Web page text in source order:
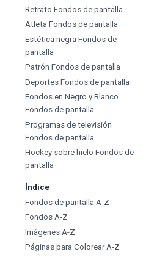
Retrato Fondos de pantalla
Atleta Fondos de pantalla
Estética negra Fondos de
pantalla
Patrón Fondos de pantalla
Deportes Fondos de pantalla
Fondos en Negro y Blanco
Fondos de pantalla
Programas de televisión
Fondos de pantalla
Hockey sobre hielo Fondos de
pantalla
Índice
Fondos de pantalla A-Z
Fondos A-Z
Imágenes A-Z
Páginas para Colorear A-Z